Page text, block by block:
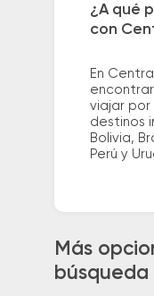
¿A qué
con
En
viajar por
destinos
Bolivia,
Perú y
Más
búsqueda